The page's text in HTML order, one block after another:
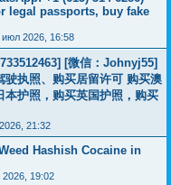
legal passports, buy fake
июл 2026, 16:58
[微信：Johnyj55]
驶执照、购买居留许可 购买澳
护照，购买英国护照，购买
21:32
Hashish Cocaine in
19:02